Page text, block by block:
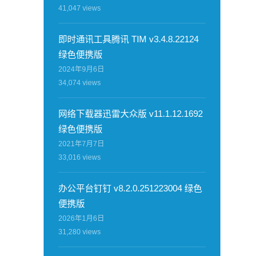
41,047 views
即时通讯工具腾讯 TIM v3.4.8.22124
绿色便携版
2024年9月6日
34,074 views
网络下载器迅雷大众版 v11.1.12.1692
绿色便携版
2021年7月7日
33,016 views
办公平台钉钉 v8.2.0.251223004 绿色
便携版
2026年1月6日
31,280 views